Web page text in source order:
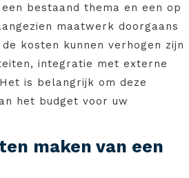
bestaand thema en een op
maatwerk doorgaans
kosten kunnen verhogen zijn
integratie met externe
is belangrijk om deze
het budget voor uw
maken van een